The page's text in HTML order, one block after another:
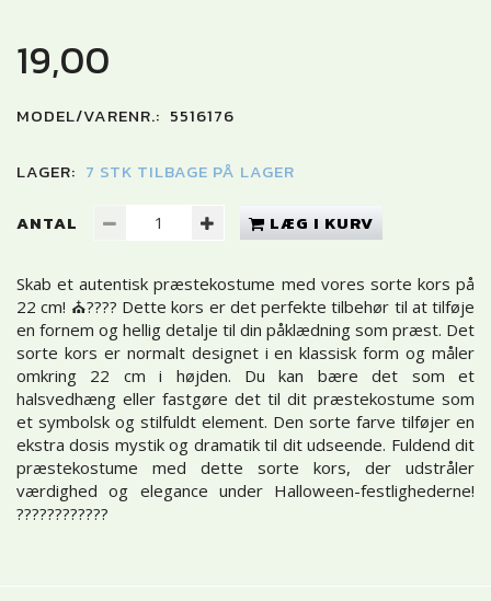
19,00
MODEL/VARENR.: 5516176
LAGER: 7 STK TILBAGE PÅ LAGER
ANTAL LÆG I KURV
Skab et autentisk præstekostume med vores sorte kors på
22 cm! ⛪️???? Dette kors er det perfekte tilbehør til at tilføje
en fornem og hellig detalje til din påklædning som præst. Det
sorte kors er normalt designet i en klassisk form og måler
omkring 22 cm i højden. Du kan bære det som et
halsvedhæng eller fastgøre det til dit præstekostume som
et symbolsk og stilfuldt element. Den sorte farve tilføjer en
ekstra dosis mystik og dramatik til dit udseende. Fuldend dit
præstekostume med dette sorte kors, der udstråler
værdighed og elegance under Halloween-festlighederne!
????️????????